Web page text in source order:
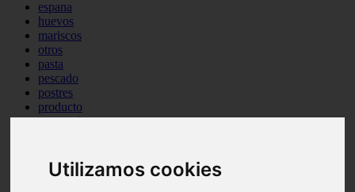
Utilizamos cookies
espana
huevos
mariscos
otros
pasta
pescado
postres
producto
reposteria
verduras
vocabulario de cocina